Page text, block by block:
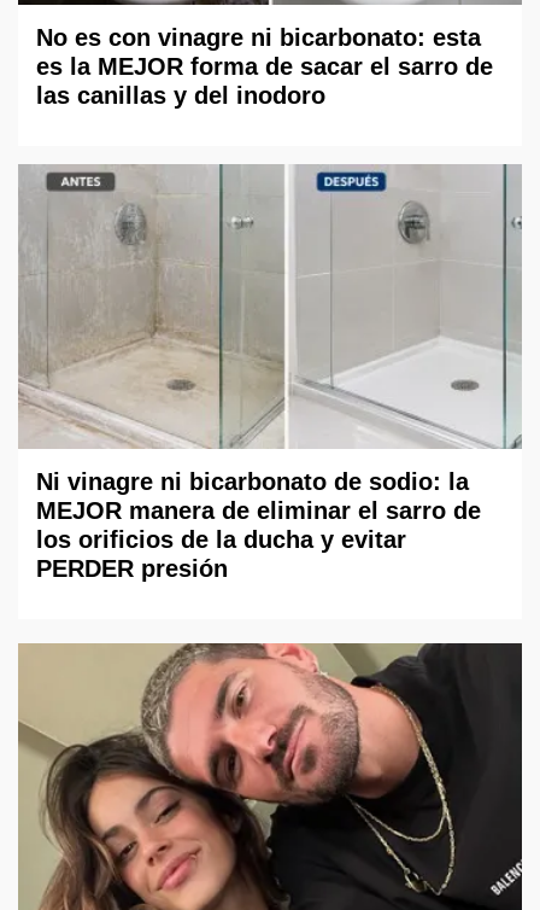
No es con vinagre ni bicarbonato: esta
es la MEJOR forma de sacar el sarro de
las canillas y del inodoro
Ni vinagre ni bicarbonato de sodio: la
MEJOR manera de eliminar el sarro de
los orificios de la ducha y evitar
PERDER presión